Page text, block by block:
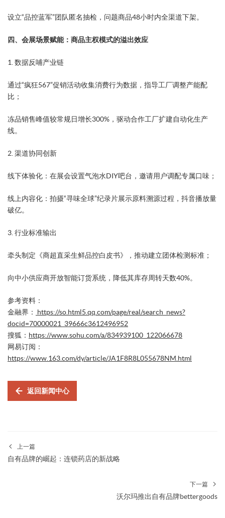
设立“品控蓝军”团队匿名抽检，问题商品48小时内全渠道下架。
四、会展场景赋能：商品主权模式的溢出效应
​1. 数据反哺产业链​
通过“疯狂567”促销活动收集消费行为数据，指导工厂调整产能配
比；
冻品销售峰值较常规日增长300%，驱动合作工厂扩建自动化生产
线。
​2. 渠道协同创新​
​线下体验化​：在展会设置气泡水DIY吧台，邀请用户调配专属口味；
​线上内容化​：拍摄“寻味全球”纪录片展示原料溯源过程，抖音播放量
破亿。
​3. 行业标准输出​
牵头制定《商超直采生鲜品控白皮书》，推动建立团体检测标准；
向中小供应商开放智能订货系统，降低其库存周转天数40%。
参考资料：
金融界：
https://so.html5.qq.com/page/real/search_news?
docid=70000021_39666c3612496952
搜狐： https://www.sohu.com/a/834939100_122066678
网易订阅：
https://www.163.com/dy/article/JA1F8R8L055678NM.html
返回新闻中心
上一篇
自有品牌的崛起：连锁药店的新战略
下一篇
沃尔玛推出自有品牌bettergoods